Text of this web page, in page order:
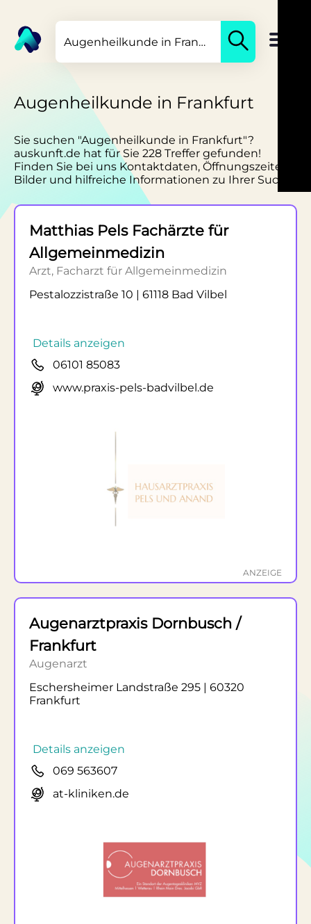
Augenheilkunde in Frankfurt
Sie suchen "Augenheilkunde in Frankfurt"?
auskunft.de hat für Sie 228 Treffer gefunden!
Finden Sie bei uns Kontaktdaten, Öffnungszeiten,
Bilder und hilfreiche Informationen zu Ihrer Suche.
Matthias Pels Fachärzte für
Allgemeinmedizin
Arzt, Facharzt für Allgemeinmedizin
Pestalozzistraße 10 | 61118 Bad Vilbel
Details anzeigen
06101 85083
www.praxis-pels-badvilbel.de
ANZEIGE
Augenarztpraxis Dornbusch /
Frankfurt
Augenarzt
Eschersheimer Landstraße 295 | 60320
Frankfurt
Details anzeigen
069 563607
at-kliniken.de